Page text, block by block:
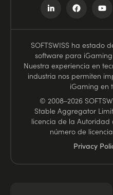
SOFTSWISS ha estado
software para
Nuestra experiencia en
industria nos permiten
iGaming en
© 2008–2026
Stable Aggregator
licencia de la Autoridad
número de licencia
Privacy